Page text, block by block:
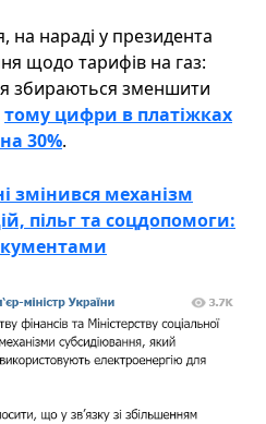
на нараді у президента
щодо тарифів на газ:
збираються зменшити
тому цифри в платіжках
30%.
змінився механізм
пільг та соцдопомоги: